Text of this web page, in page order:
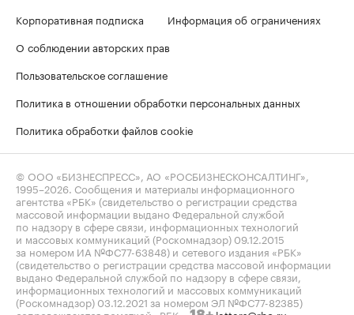
Корпоративная подписка
Информация об ограничениях
О соблюдении авторских прав
Пользовательское соглашение
Политика в отношении обработки персональных данных
Политика обработки файлов cookie
© ООО «БИЗНЕСПРЕСС», АО «РОСБИЗНЕСКОНСАЛТИНГ»,
1995–2026 . Сообщения и материалы информационного
агентства «РБК» (свидетельство о регистрации средства
массовой информации выдано Федеральной службой
по надзору в сфере связи, информационных технологий
и массовых коммуникаций (Роскомнадзор) 09.12.2015
за номером ИА №ФС77-63848) и сетевого издания «РБК»
(свидетельство о регистрации средства массовой информации
выдано Федеральной службой по надзору в сфере связи,
информационных технологий и массовых коммуникаций
(Роскомнадзор) 03.12.2021 за номером ЭЛ №ФС77-82385)